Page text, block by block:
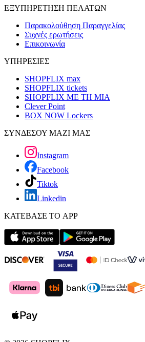
ΕΞΥΠΗΡΕΤΗΣΗ ΠΕΛΑΤΩΝ
Παρακολούθηση Παραγγελίας
Συχνές ερωτήσεις
Επικοινωνία
ΥΠΗΡΕΣΙΕΣ
SHOPFLIX max
SHOPFLIX tickets
SHOPFLIX ΜΕ ΤΗ ΜΙΑ
Clever Point
BOX NOW Lockers
ΣΥΝΔΕΣΟΥ ΜΑΖΙ ΜΑΣ
Instagram
Facebook
Tiktok
Linkedin
ΚΑΤΕΒΑΣΕ ΤΟ APP